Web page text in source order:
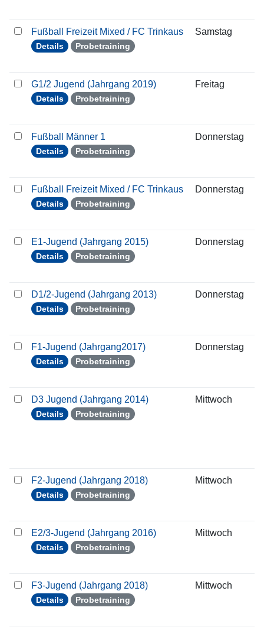
Fußball Freizeit Mixed / FC Trinkaus
Details Probetraining
Samstag
G1/2 Jugend (Jahrgang 2019)
Details Probetraining
Freitag
Fußball Männer 1
Details Probetraining
Donnerstag
Fußball Freizeit Mixed / FC Trinkaus
Details Probetraining
Donnerstag
E1-Jugend (Jahrgang 2015)
Details Probetraining
Donnerstag
D1/2-Jugend (Jahrgang 2013)
Details Probetraining
Donnerstag
F1-Jugend (Jahrgang2017)
Details Probetraining
Donnerstag
D3 Jugend (Jahrgang 2014)
Details Probetraining
Mittwoch
F2-Jugend (Jahrgang 2018)
Details Probetraining
Mittwoch
E2/3-Jugend (Jahrgang 2016)
Details Probetraining
Mittwoch
F3-Jugend (Jahrgang 2018)
Details Probetraining
Mittwoch